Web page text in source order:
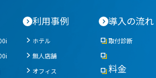
利用事例
ホテル
無人店舗
オフィス
導入の流れ
取付診断
料金
RemoteLOCKを導
お客さまの声